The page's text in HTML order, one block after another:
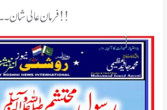
فرمان عالی شان۔۔۔!!